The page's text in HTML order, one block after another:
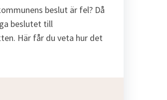
beslut är fel? Då
beslutet till
Här får du veta hur det